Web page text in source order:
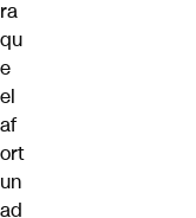
ra
qu
e
el
af
ort
un
ad